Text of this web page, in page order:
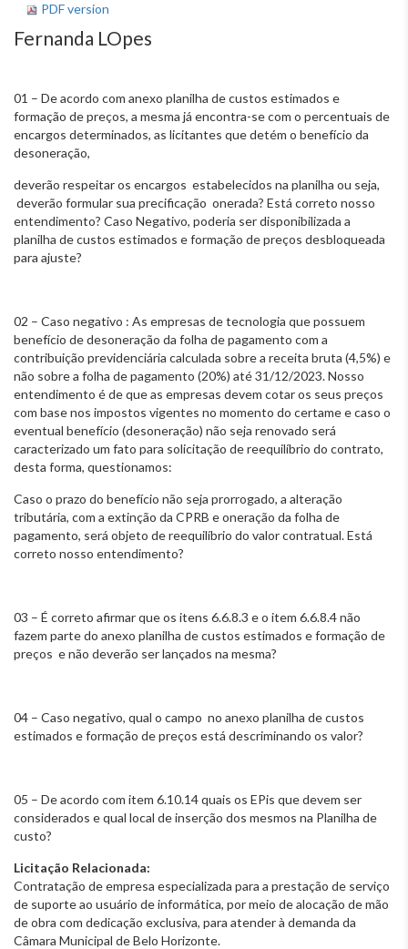
PDF version
Fernanda LOpes
01 – De acordo com anexo planilha de custos estimados e
formação de preços, a mesma já encontra-se com o percentuais de
encargos determinados, as licitantes que detém o benefício da
desoneração,
deverão respeitar os encargos estabelecidos na planilha ou seja,
deverão formular sua precificação onerada? Está correto nosso
entendimento? Caso Negativo, poderia ser disponibilizada a
planilha de custos estimados e formação de preços desbloqueada
para ajuste?
02 – Caso negativo : As empresas de tecnologia que possuem
benefício de desoneração da folha de pagamento com a
contribuição previdenciária calculada sobre a receita bruta (4,5%) e
não sobre a folha de pagamento (20%) até 31/12/2023. Nosso
entendimento é de que as empresas devem cotar os seus preços
com base nos impostos vigentes no momento do certame e caso o
eventual benefício (desoneração) não seja renovado será
caracterizado um fato para solicitação de reequilíbrio do contrato,
desta forma, questionamos:
Caso o prazo do benefício não seja prorrogado, a alteração
tributária, com a extinção da CPRB e oneração da folha de
pagamento, será objeto de reequilíbrio do valor contratual. Está
correto nosso entendimento?
03 – É correto afirmar que os itens 6.6.8.3 e o item 6.6.8.4 não
fazem parte do anexo planilha de custos estimados e formação de
preços e não deverão ser lançados na mesma?
04 – Caso negativo, qual o campo no anexo planilha de custos
estimados e formação de preços está descriminando os valor?
05 – De acordo com item 6.10.14 quais os EPis que devem ser
considerados e qual local de inserção dos mesmos na Planilha de
custo?
Licitação Relacionada:
Contratação de empresa especializada para a prestação de serviço
de suporte ao usuário de informática, por meio de alocação de mão
de obra com dedicação exclusiva, para atender à demanda da
Câmara Municipal de Belo Horizonte.